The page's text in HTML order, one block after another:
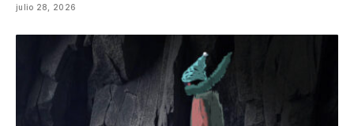
julio 28, 2026